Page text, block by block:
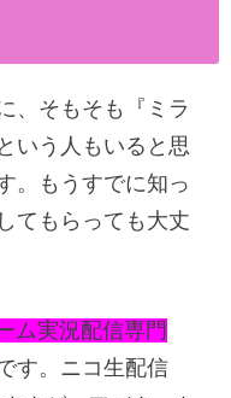
、そもそも『ミラ
いう人もいると思
。もうすでに知っ
てもらっても大丈
ム実況配信専門
す。ニコ生配信